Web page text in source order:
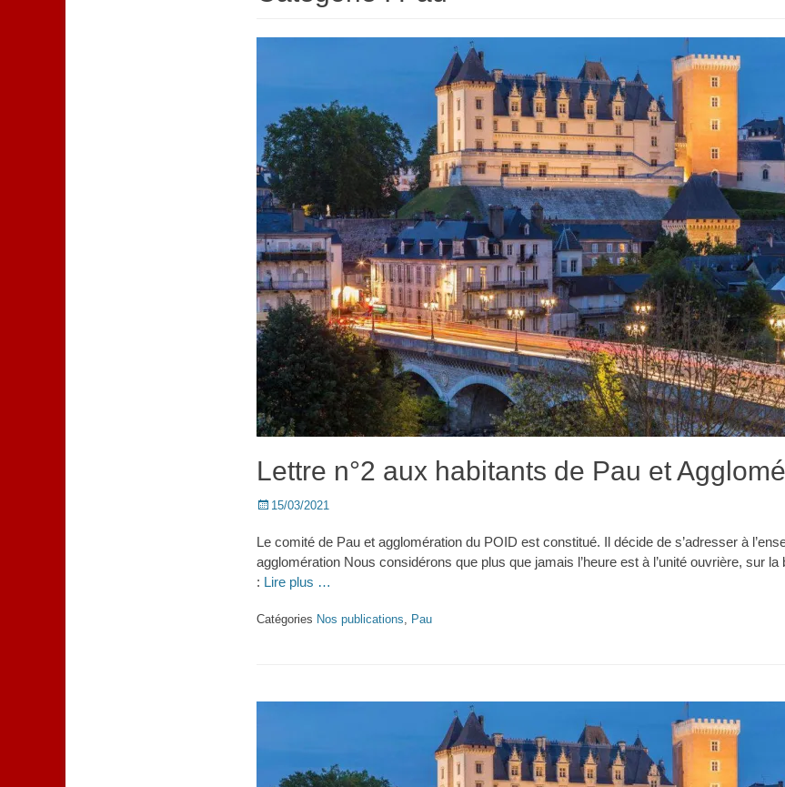
Lettre n°2 aux habitants de Pau et
Posted
15/03/2021
Le comité de Pau et agglomération du POID est constitué. Il décide de s’adresser à
agglomération Nous considérons que plus que jamais l’heure est à l’unité ouvrière, sur
: Lire plus …
Catégories Nos publications, Pau